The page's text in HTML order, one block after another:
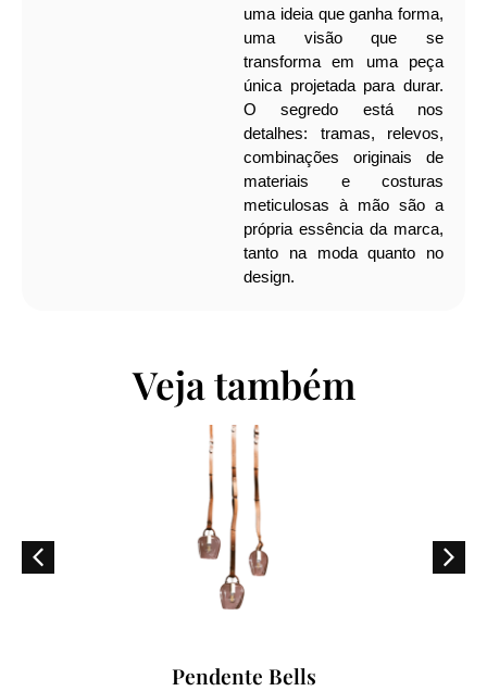
uma ideia que ganha forma,
uma visão que se
transforma em uma peça
única projetada para durar.
O segredo está nos
detalhes: tramas, relevos,
combinações originais de
materiais e costuras
meticulosas à mão são a
própria essência da marca,
tanto na moda quanto no
design.
Veja também
Pendente Bells